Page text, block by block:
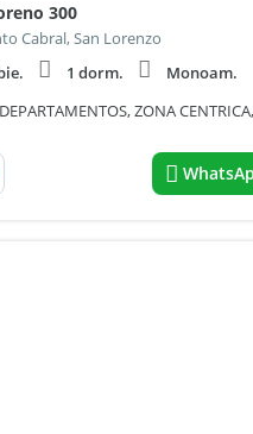
300
Cabral, San Lorenzo
1 dorm.
Monoam.
ZONA